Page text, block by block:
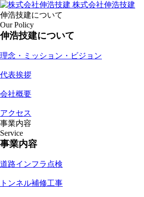
株式会社伸浩技建
伸浩技建について
Our Policy
伸浩技建について
理念・ミッション・ビジョン
代表挨拶
会社概要
アクセス
事業内容
Service
事業内容
道路インフラ点検
トンネル補修工事